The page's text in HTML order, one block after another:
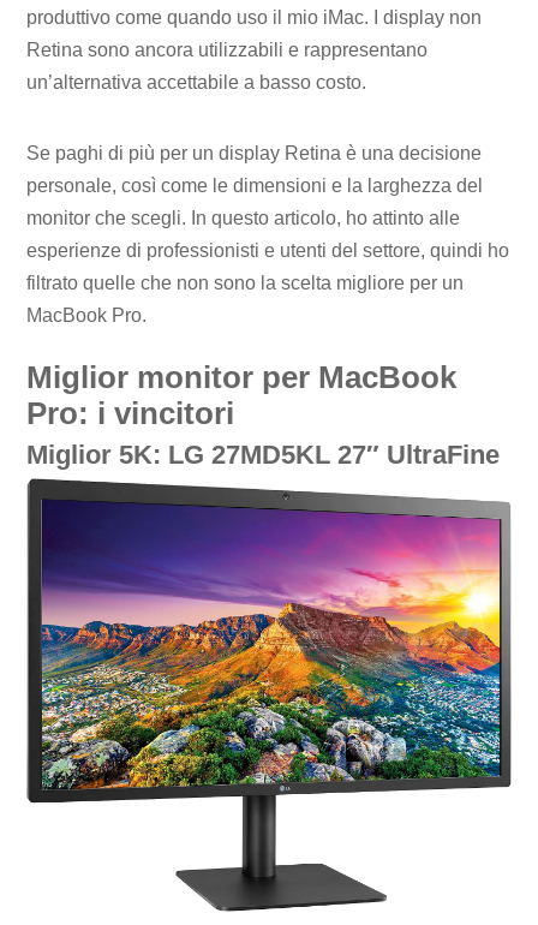
produttivo come quando uso il mio iMac. I display non
Retina sono ancora utilizzabili e rappresentano
un’alternativa accettabile a basso costo.
Se paghi di più per un display Retina è una decisione
personale, così come le dimensioni e la larghezza del
monitor che scegli. In questo articolo, ho attinto alle
esperienze di professionisti e utenti del settore, quindi ho
filtrato quelle che non sono la scelta migliore per un
MacBook Pro.
Miglior monitor per MacBook
Pro: i vincitori
Miglior 5K: LG 27MD5KL 27″ UltraFine